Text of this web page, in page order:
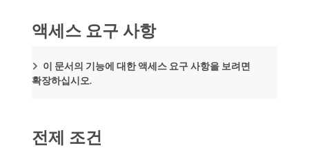
액세스 요구 사항
이 문서의 기능에 대한 액세스 요구 사항을 보려면
확장하십시오.
전제 조건